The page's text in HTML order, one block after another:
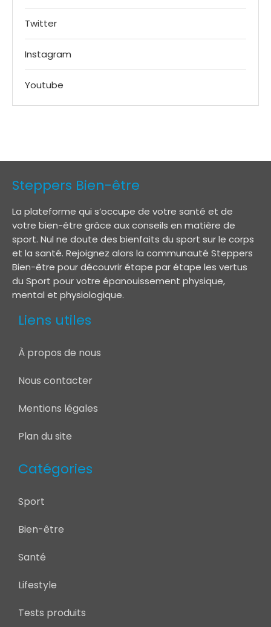
Twitter
Instagram
Youtube
Steppers Bien-être
La plateforme qui s’occupe de votre santé et de
votre bien-être grâce aux conseils en matière de
sport. Nul ne doute des bienfaits du sport sur le corps
et la santé. Rejoignez alors la communauté Steppers
Bien-être pour découvrir étape par étape les vertus
du Sport pour votre épanouissement physique,
mental et physiologique.
Liens utiles
À propos de nous
Nous contacter
Mentions légales
Plan du site
Catégories
Sport
Bien-être
Santé
Lifestyle
Tests produits